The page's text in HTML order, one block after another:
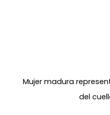
Mujer madura
del